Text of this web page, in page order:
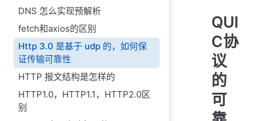
DNS 怎么实现预解析
fetch和axios的区别
Http 3.0 是基于 udp 的，如何保
证传输可靠性
HTTP 报文结构是怎样的
HTTP1.0，HTTP1.1，HTTP2.0区
别
QUI
C协
议
的
可